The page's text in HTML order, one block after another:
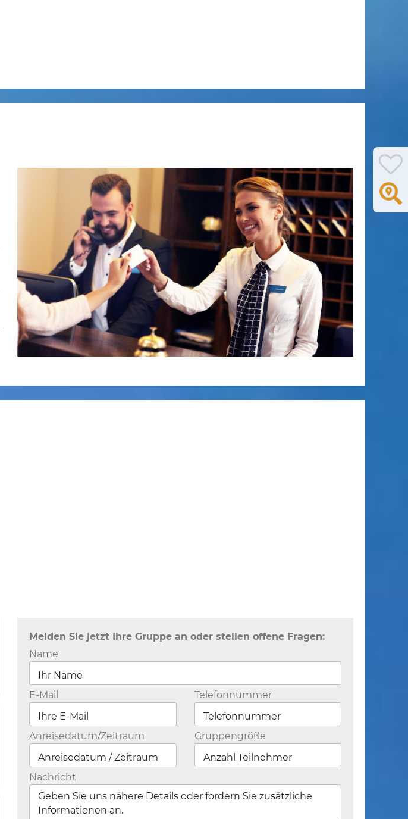
Melden Sie jetzt Ihre Gruppe an oder stellen offene Fragen:
Name
E-Mail Telefonnummer
Anreisedatum/Zeitraum Gruppengröße
Nachricht